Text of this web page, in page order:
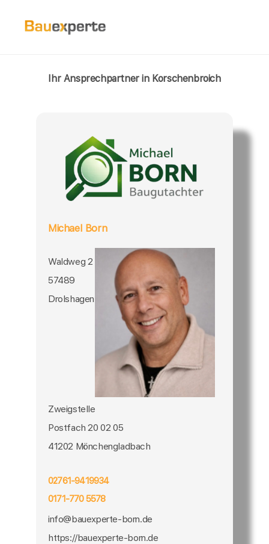
Ihr Ansprechpartner in Korschenbroich
Michael Born
Waldweg 2
57489
Drolshagen
Zweigstelle
Postfach 20 02 05
41202 Mönchengladbach
02761-9419934
0171-770 5578
info@bauexperte-born.de
https://bauexperte-born.de